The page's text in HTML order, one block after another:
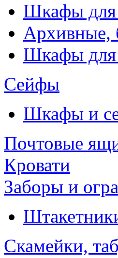
Шкафы
Архивные,
Шкафы
Сейфы
Шкафы и
Почтовые
Кровати
Заборы и
Скамейки,